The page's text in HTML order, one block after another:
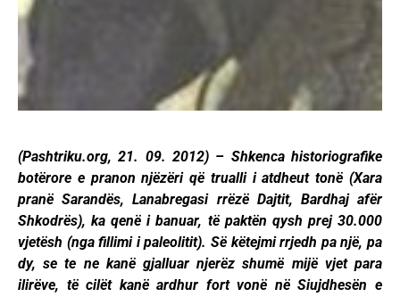
(Pashtriku.org, 21. 09. 2012) – Shkenca historiografike
botërore e pranon njëzëri që trualli i atdheut tonë (Xara
pranë Sarandës, Lanabregasi rrëzë Dajtit, Bardhaj afër
Shkodrës), ka qenë i banuar, të paktën qysh prej 30.000
vjetësh (nga fillimi i paleolitit). Së këtejmi rrjedh pa një, pa
dy, se te ne kanë gjalluar njerëz shumë mijë vjet para
ilirëve, të cilët kanë ardhur fort vonë në Siujdhesën e